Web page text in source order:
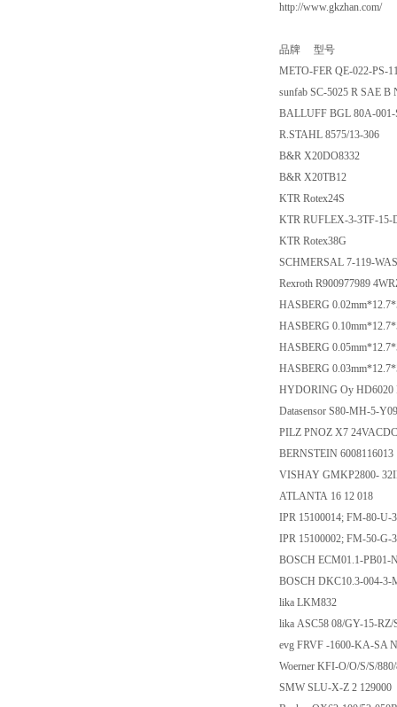
http://www.gkzhan.com/
品牌 型号
METO-FER QE-022-PS-
sunfab SC-5025 R SAE B
BALLUFF BGL 80A-
R.STAHL 8575/13-306
B&R X20DO8332
B&R X20TB12
KTR Rotex24S
KTR RUFLEX-3-3TF-15-
KTR Rotex38G
SCHMERSAL 7-119-
Rexroth R900977989
HASBERG
HASBERG
HASBERG
HASBERG
HYDORING Oy HD6020
Datasensor S80-MH-5-
PILZ PNOZ X7
BERNSTEIN 6008116013
VISHAY GMKP2800-
ATLANTA 16 12 018
IPR 15100014; FM-80-U-
IPR 15100002; FM-50-G-
BOSCH ECM01.1-PB01-
BOSCH DKC10.3-004-3-
lika LKM832
lika ASC58 08/GY-15-RZ/
evg FRVF -1600-KA-SA
Woerner KFI-O/O/S/S/
SMW SLU-X-Z 2 129000